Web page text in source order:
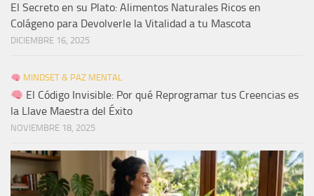
El Secreto en su Plato: Alimentos Naturales Ricos en
Colágeno para Devolverle la Vitalidad a tu Mascota
DICIEMBRE 16, 2025
MINDSET & PAZ MENTAL
El Código Invisible: Por qué Reprogramar tus Creencias es
la Llave Maestra del Éxito
NOVIEMBRE 18, 2025